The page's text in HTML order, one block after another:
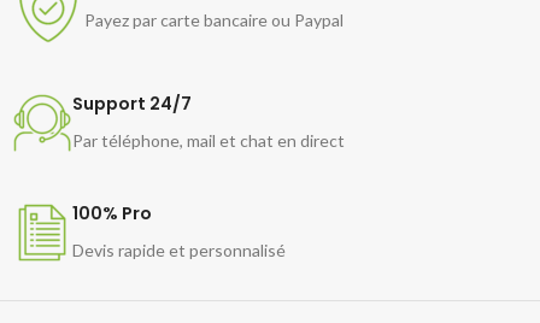
Payez par carte bancaire ou Paypal
Support 24/7
Par téléphone, mail et chat en direct
100% Pro
Devis rapide et personnalisé